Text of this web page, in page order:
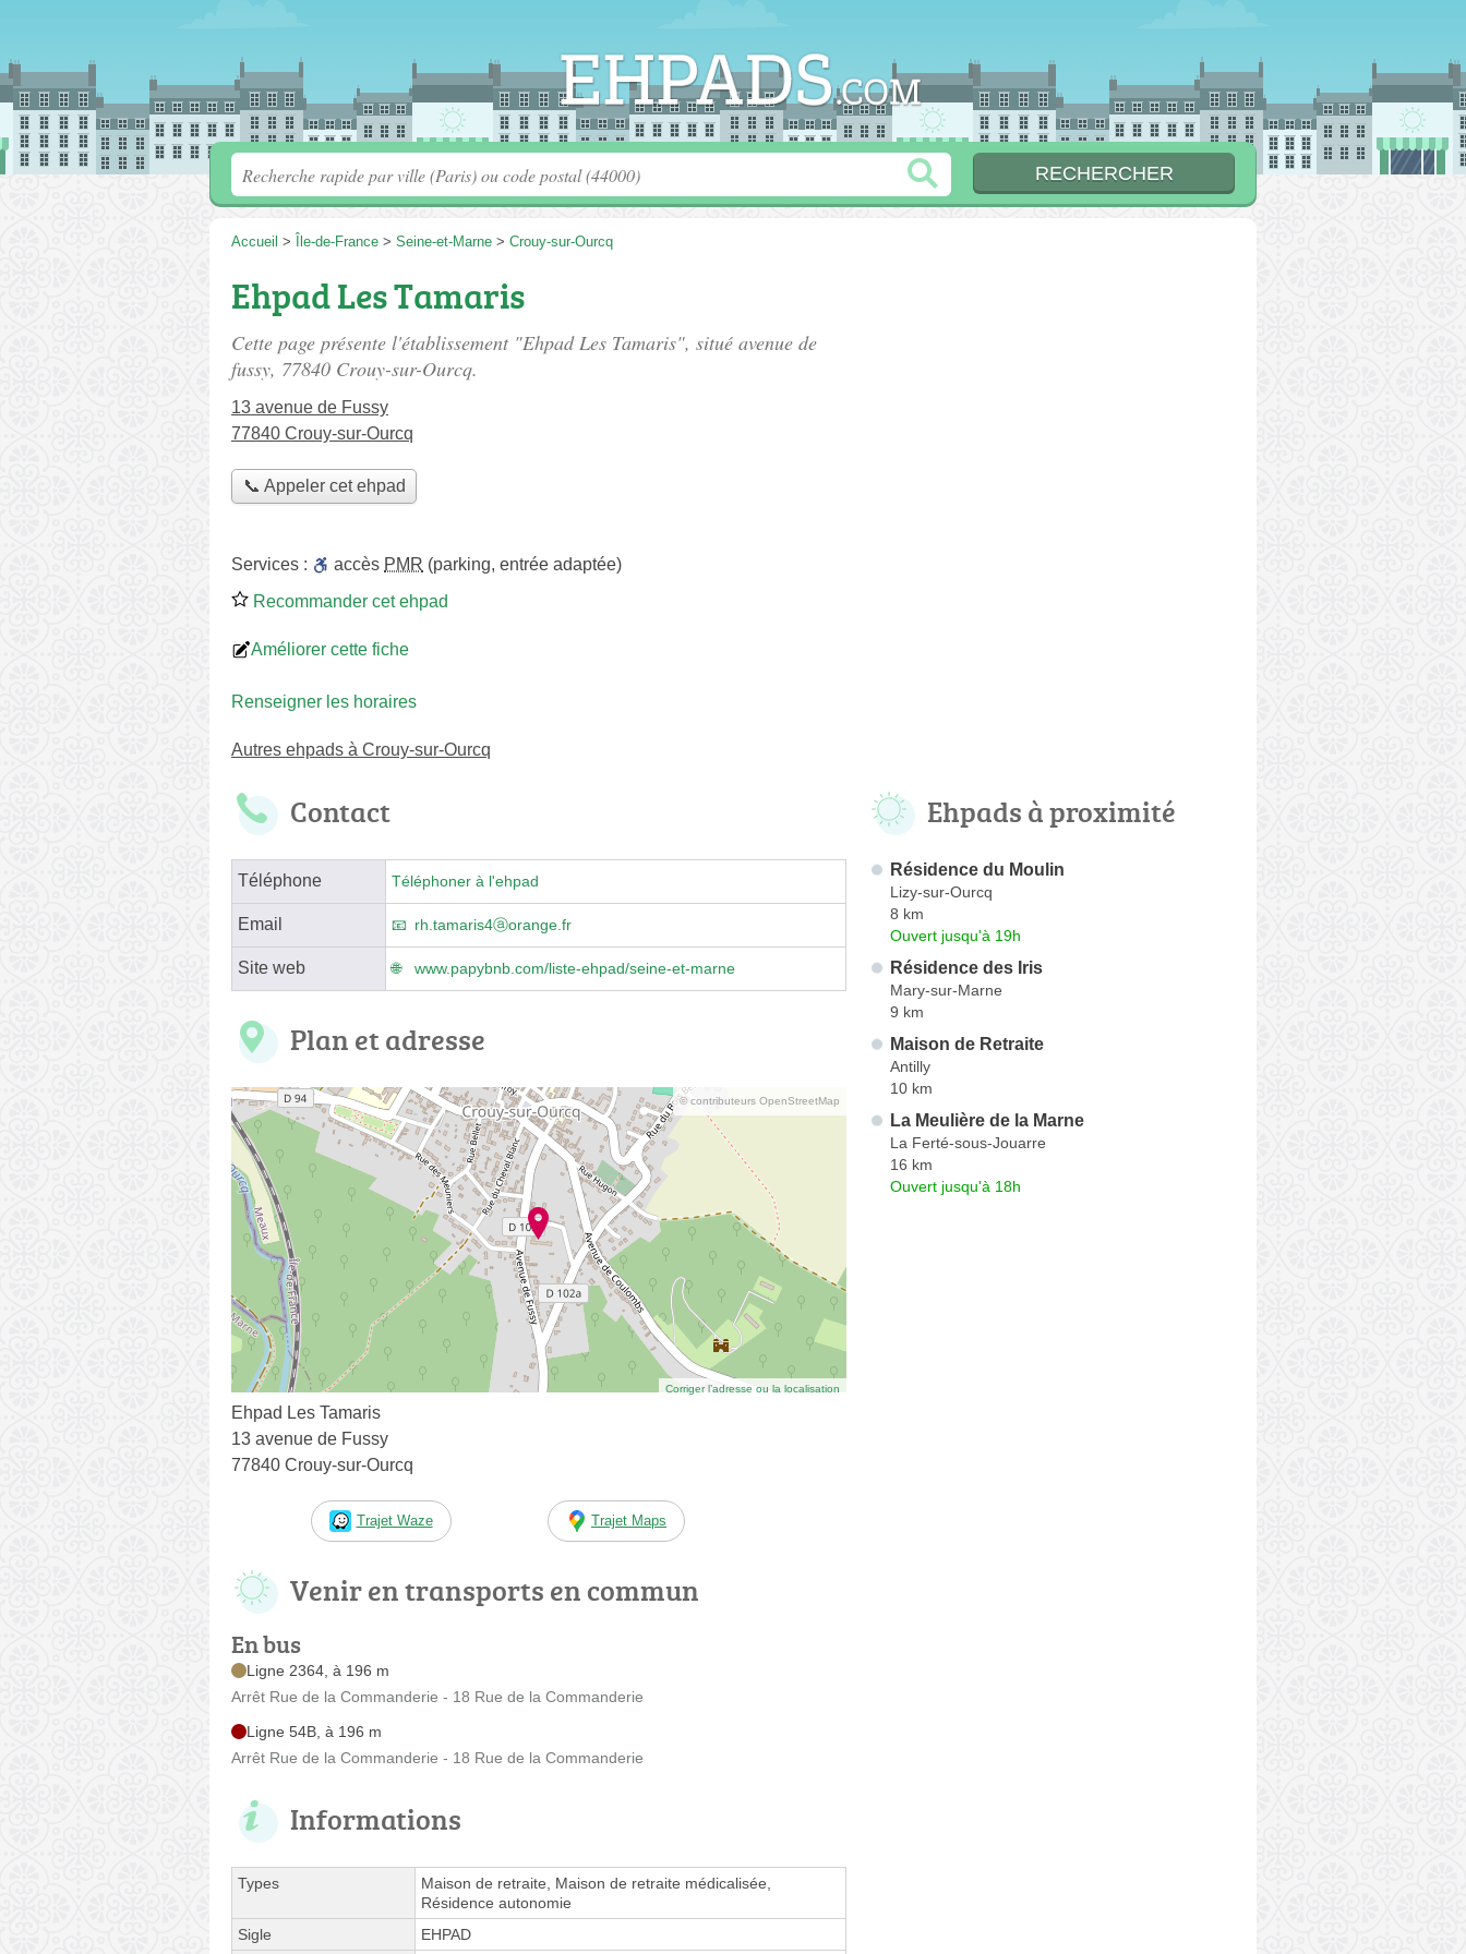
Accueil > Île-de-France > Seine-et-Marne > Crouy-sur-Ourcq
Ehpad Les Tamaris
Cette page présente l'établissement "Ehpad Les Tamaris", situé avenue de
fussy, 77840 Crouy-sur-Ourcq.
13 avenue de Fussy
77840 Crouy-sur-Ourcq
📞 Appeler cet ehpad
Services : accès PMR (parking, entrée adaptée)
Recommander cet ehpad
Améliorer cette fiche
Renseigner les horaires
Autres ehpads à Crouy-sur-Ourcq
Contact
Téléphone Téléphoner à l'ehpad
Email rh.tamaris4ⓐorange.fr
Site web www.papybnb.com/liste-ehpad/seine-et-marne
Plan et adresse
© contributeurs OpenStreetMap
Corriger l’adresse ou la localisation
Ehpad Les Tamaris
13 avenue de Fussy
77840 Crouy-sur-Ourcq
Trajet Waze Trajet Maps
Venir en transports en commun
En bus
Ligne 2364, à 196 m
Arrêt Rue de la Commanderie - 18 Rue de la Commanderie
Ligne 54B, à 196 m
Arrêt Rue de la Commanderie - 18 Rue de la Commanderie
Informations
Types
Maison de retraite, Maison de retraite médicalisée,
Résidence autonomie
Sigle
EHPAD
Ehpads à proximité
Résidence du Moulin
Lizy-sur-Ourcq
8 km
Ouvert jusqu'à 19h
Résidence des Iris
Mary-sur-Marne
9 km
Maison de Retraite
Antilly
10 km
La Meulière de la Marne
La Ferté-sous-Jouarre
16 km
Ouvert jusqu'à 18h